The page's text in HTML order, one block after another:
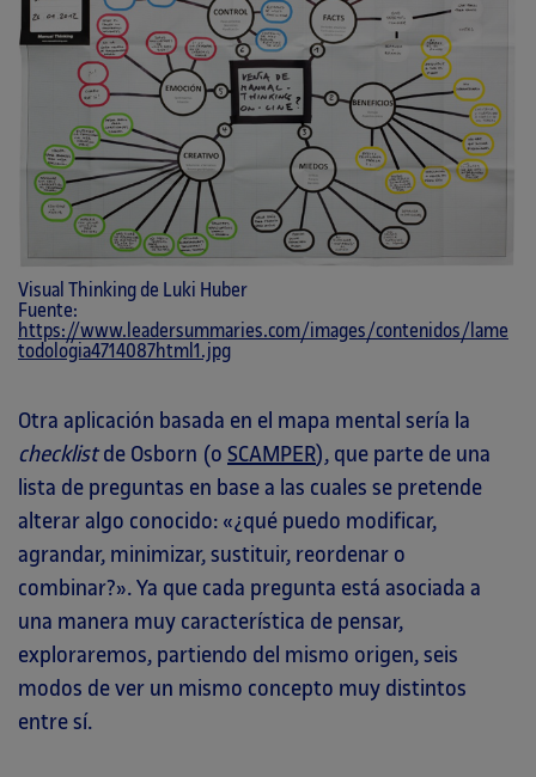
Visual Thinking de Luki Huber
Fuente:
https://www.leadersummaries.com/images/contenidos/lame
todologia4714087html1.jpg
Otra aplicación basada en el mapa mental sería la
checklistde Osborn (o SCAMPER), que parte de una
lista de preguntas en base a las cuales se pretende
alterar algo conocido: «¿qué puedo modificar,
agrandar, minimizar, sustituir, reordenar o
combinar?». Ya que cada pregunta está asociada a
una manera muy característica de pensar,
exploraremos, partiendo del mismo origen, seis
modos de ver un mismo concepto muy distintos
entre sí.